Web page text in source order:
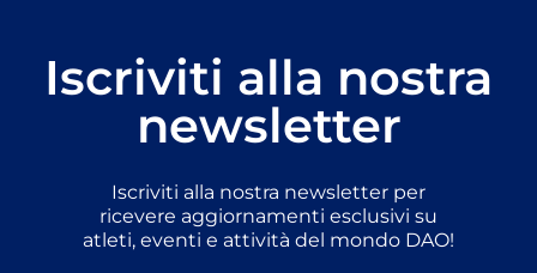
Iscriviti alla nostra
newsletter
Iscriviti alla nostra newsletter per
ricevere aggiornamenti esclusivi su
atleti, eventi e attività del mondo DAO!